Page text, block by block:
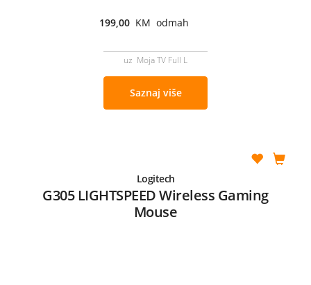
199,00 KM odmah
uz Moja TV Full L
Saznaj više
Logitech
G305 LIGHTSPEED Wireless Gaming
Mouse